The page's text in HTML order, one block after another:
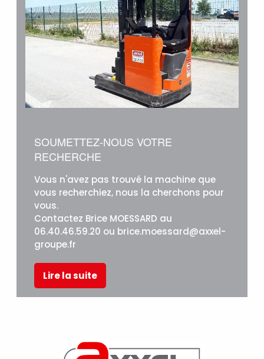
SOUMETTEZ-NOUS VOTRE
RECHERCHE
Vous n'avez pas trouvé la machine que
vous recherchiez, nous la cherchons pour
vous.
Contactez Brice MOESSARD au
06.40.46.59.20 ou brice.moessard@axxel-
groupe.fr
Lire la suite